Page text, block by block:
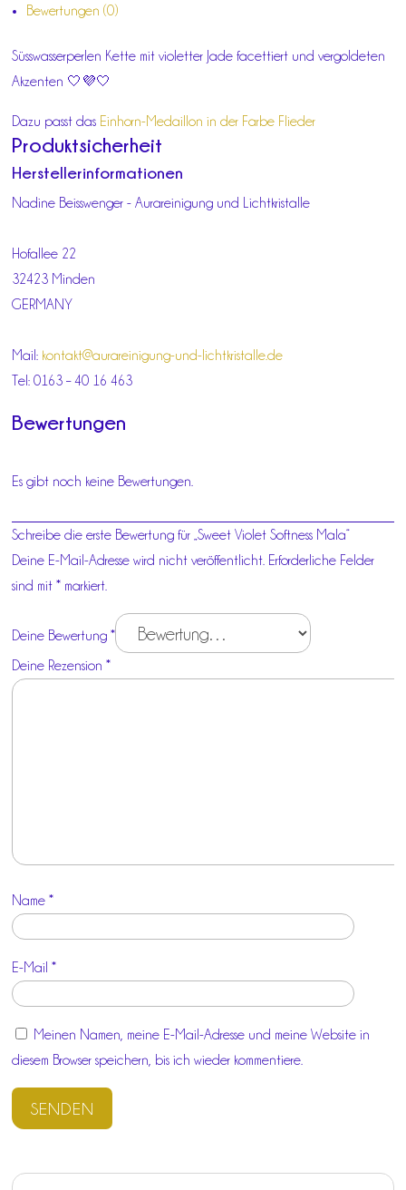
Bewertungen (0)
Süsswasserperlen Kette mit violetter Jade facettiert und vergoldeten
Akzenten 🤍💜🤍
Dazu passt das Einhorn-Medaillon in der Farbe Flieder
Produktsicherheit
Herstellerinformationen
Nadine Beisswenger - Aurareinigung und Lichtkristalle
Hofallee 22
32423 Minden
GERMANY
Mail: kontakt@aurareinigung-und-lichtkristalle.de
Tel: 0163 – 40 16 463
Bewertungen
Es gibt noch keine Bewertungen.
Schreibe die erste Bewertung für „Sweet Violet Softness Mala“
Deine E-Mail-Adresse wird nicht veröffentlicht. Erforderliche Felder
sind mit* markiert.
Deine Bewertung*
Deine Rezension*
Name*
E-Mail*
Meinen Namen, meine E-Mail-Adresse und meine Website in
diesem Browser speichern, bis ich wieder kommentiere.